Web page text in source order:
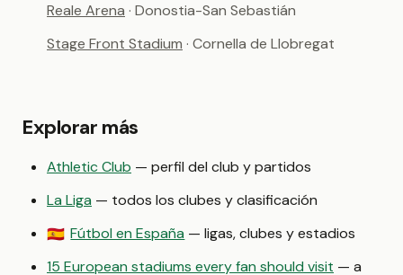
Reale Arena · Donostia-San Sebastián
Stage Front Stadium · Cornella de Llobregat
Explorar más
Athletic Club — perfil del club y partidos
La Liga — todos los clubes y clasificación
🇪🇸 Fútbol en España — ligas, clubes y estadios
15 European stadiums every fan should visit — a